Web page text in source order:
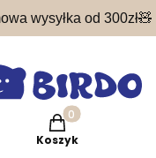
wysyłka od 300zł🧸
Produkty w
Koszyk